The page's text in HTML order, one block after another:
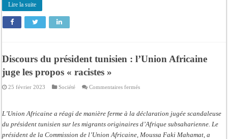
Lire la suite
Discours du président tunisien : l’Union Africaine
juge les propos « racistes »
25 février 2023 Société Commentaires ferméssur
tunisien
:
l’Union
Africaine
juge
L’Union Africaine a réagi de manière ferme à la déclaration jugée scandaleuse
du président tunisien sur les migrants originaires d’Afrique subsaharienne. Le
président de la Commission de l’Union Africaine, Moussa Faki Mahamat, a